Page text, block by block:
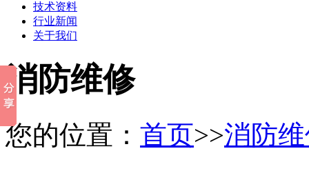
技术资料
行业新闻
关于我们
消防维修
您的位置： 首页>>消防